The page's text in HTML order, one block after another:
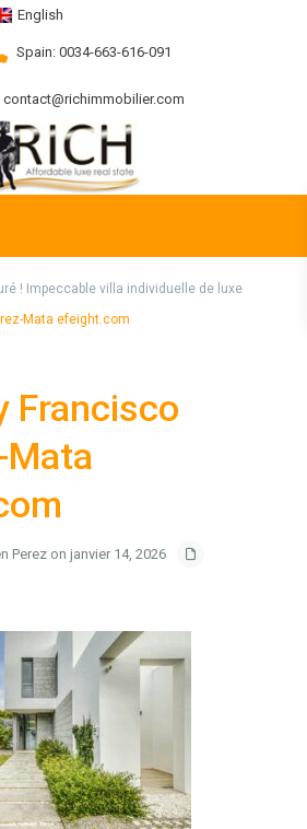
English
Spain: 0034-663-616-091
contact@richimmobilier.com
! Impeccable villa individuelle de luxe
Mata efeight.com
Francisco
Mata
Perez on janvier 14, 2026